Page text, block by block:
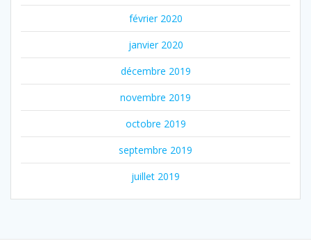
février 2020
janvier 2020
décembre 2019
novembre 2019
octobre 2019
septembre 2019
juillet 2019